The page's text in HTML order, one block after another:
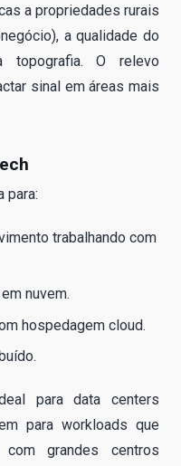
a propriedades rurais
a qualidade do
topografia. O relevo
sinal em áreas mais
para:
trabalhando com
nuvem.
hospedagem cloud.
para data centers
para workloads que
grandes centros